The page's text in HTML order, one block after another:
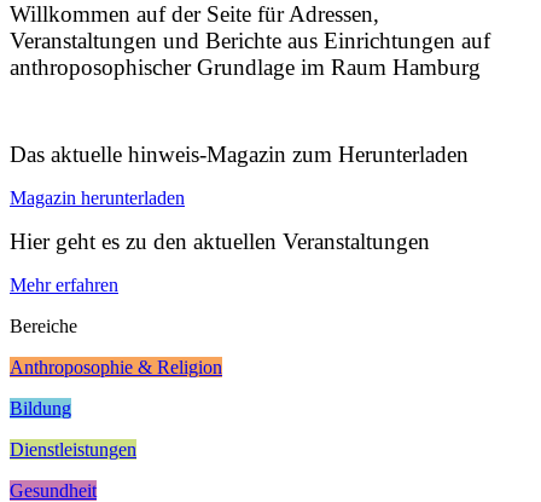
Willkommen auf der Seite für Adressen,
Veranstaltungen und Berichte aus Einrichtungen auf
anthroposophischer Grundlage im Raum Hamburg
Das aktuelle hinweis-Magazin zum Herunterladen
Magazin herunterladen
Hier geht es zu den aktuellen Veranstaltungen
Mehr erfahren
Bereiche
Anthroposophie & Religion
Bildung
Dienstleistungen
Gesundheit